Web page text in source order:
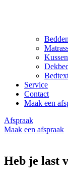
Bedden
Service
Contact
Maak een
Afspraak
Maak een afspraak
Heb je last